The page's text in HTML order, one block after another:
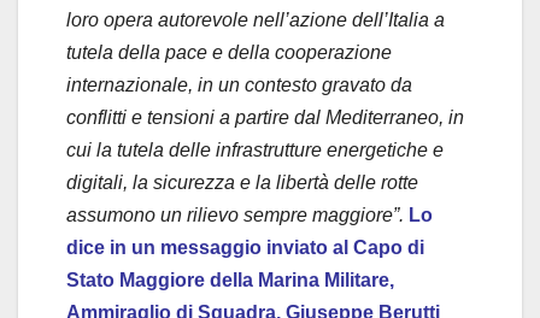
loro opera autorevole nell’azione dell’Italia a
tutela della pace e della cooperazione
internazionale, in un contesto gravato da
conflitti e tensioni a partire dal Mediterraneo, in
cui la tutela delle infrastrutture energetiche e
digitali, la sicurezza e la libertà delle rotte
assumono un rilievo sempre maggiore”. Lo
dice in un messaggio inviato al Capo di
Stato Maggiore della Marina Militare,
Ammiraglio di Squadra, Giuseppe Berutti